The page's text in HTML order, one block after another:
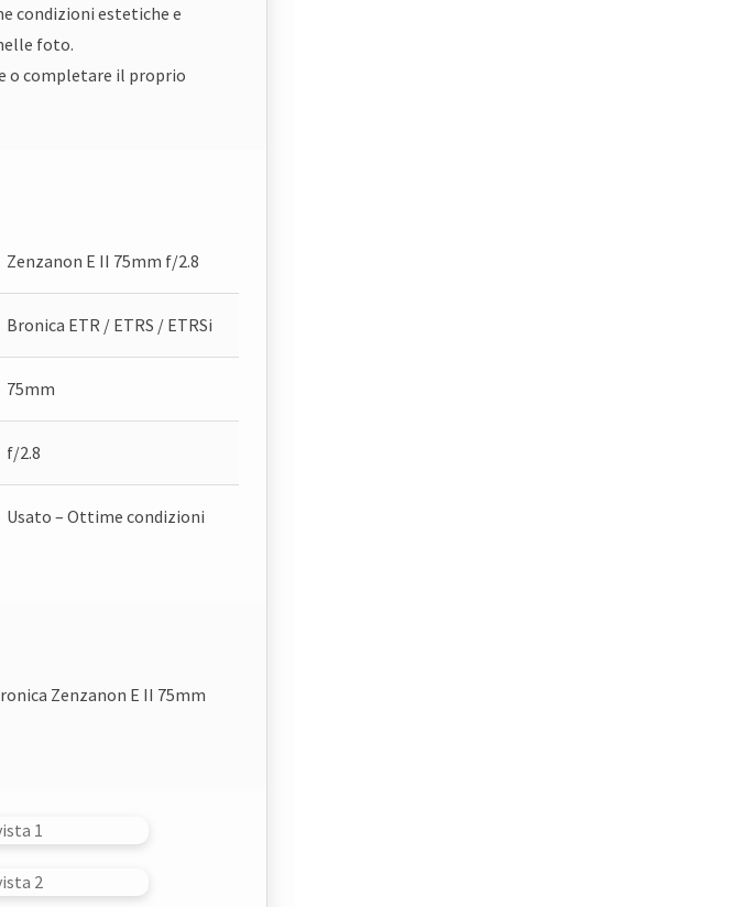
condizioni estetiche e
foto.
o completare il proprio
Zenzanon E II 75mm f/2.8
Bronica ETR / ETRS / ETRSi
75mm
f/2.8
Usato – Ottime condizioni
Zenzanon E II 75mm